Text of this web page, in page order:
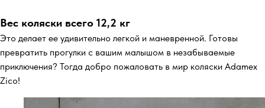
Вес коляски всего 12,2 кг
Это делает ее удивительно легкой и маневренной. Готовы
превратить прогулки с вашим малышом в незабываемые
приключения? Тогда добро пожаловать в мир коляски Adamex
Zico!